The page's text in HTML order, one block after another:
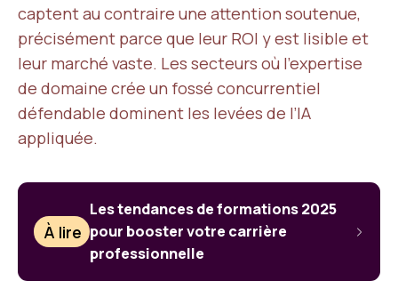
captent au contraire une attention soutenue,
précisément parce que leur ROI y est lisible et
leur marché vaste. Les secteurs où l’expertise
de domaine crée un fossé concurrentiel
défendable dominent les levées de l’IA
appliquée.
À lire
Les tendances de formations 2025
pour booster votre carrière
professionnelle